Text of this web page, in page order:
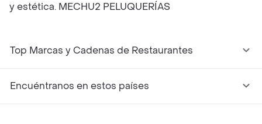
y estética. MECHU2 PELUQUERÍAS
Top Marcas y Cadenas de Restaurantes
Encuéntranos en estos países